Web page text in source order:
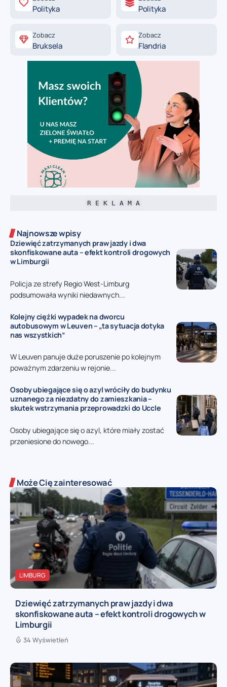
Polityka Polityka
Zobacz
Bruksela
Zobacz
Flandria
R E K L A M A
Najnowsze wpisy
Dziewięć zatrzymanych praw jazdy i dwa
skonfiskowane auta – efekt kontroli drogowych
w Limburgii
Policja ze strefy Regio West-Limburg
podsumowała wyniki niedawnych...
Kolejny ciężki wypadek na dworcu
autobusowym w Leuven – „ta sytuacja dotyka
nas wszystkich”
W Leuven panuje duże poruszenie po kolejnym
poważnym zdarzeniu w rejonie...
Osoby ubiegające się o azyl wróciły do budynku
uznanego za niezdatny do zamieszkania –
skutek wstrzymania przeprowadzki do Uccle
Osoby ubiegające się o azyl, które miały zostać
przeniesione do nowego...
Może Cię zainteresować
LIMBURG
Dziewięć zatrzymanych praw jazdy i dwa
skonfiskowane auta – efekt kontroli drogowych w
Limburgii
34 Wyświetleń